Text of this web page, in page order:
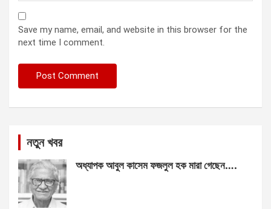
Save my name, email, and website in this browser for the
next time I comment.
নতুন খবর
অধ্যাপক আবুল কাসেম ফজলুল হক মারা গেছেন….